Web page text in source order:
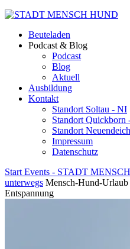
Beuteladen
Podcast & Blog
Podcast
Blog
Aktuell
Ausbildung
Kontakt
Standort Soltau - NI
Standort Quickborn
Standort
Impressum
Datenschutz
Start Events - STADT
unterwegs Mensch-Hund-
Entspannung